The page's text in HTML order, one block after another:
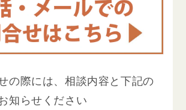
の際には、相談内容と下記の
知らせください